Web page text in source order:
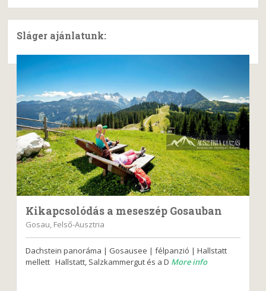
Sláger ajánlatunk:
Kikapcsolódás a meseszép Gosauban
Gosau, Felső-Ausztria
Dachstein panoráma | Gosausee | félpanzió | Hallstatt
mellett Hallstatt, Salzkammergut és a D More info